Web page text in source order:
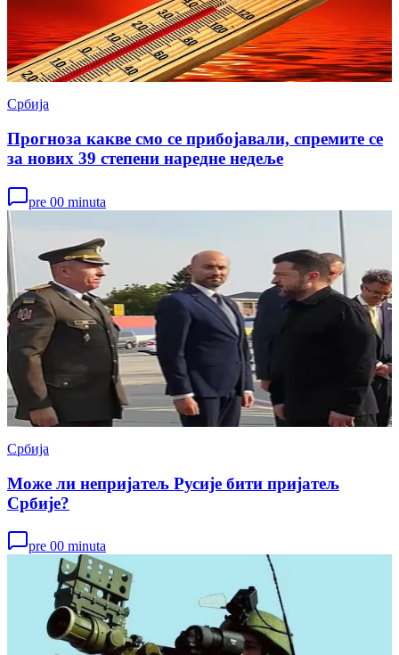
Србија
Прогноза какве смо се прибојавали, спремите се
за нових 39 степени наредне недеље
pre 00 minuta
Србија
Може ли непријатељ Русије бити пријатељ
Србије?
pre 00 minuta